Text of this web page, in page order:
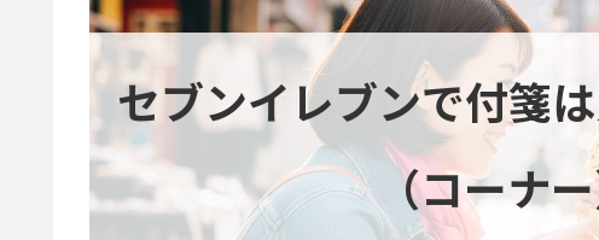
セブンイレブンで付箋
（コーナ